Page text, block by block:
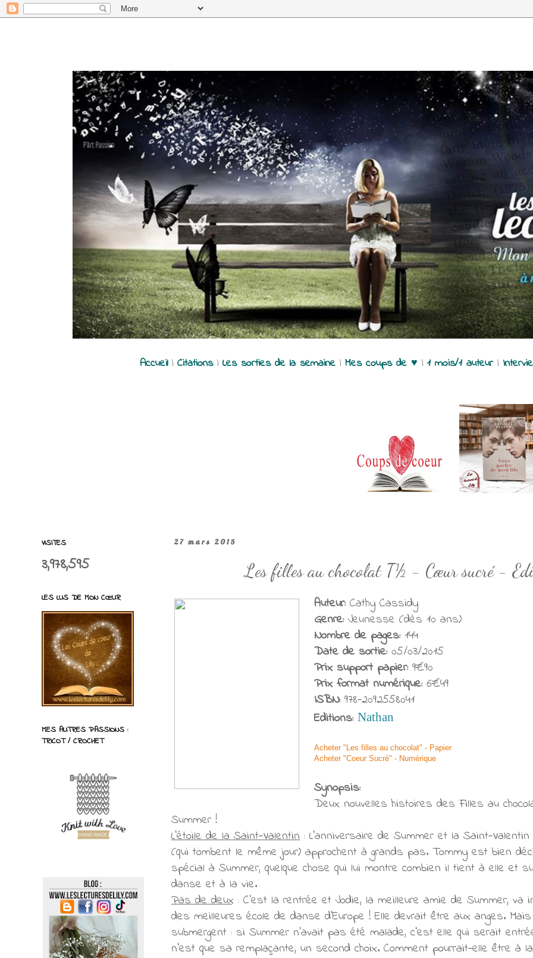
Accueil| Citations| Les sorties de la semaine| Mes coups de ♥ | 1 mois/1 auteur|
27 mars 2015
Les filles au chocolat T½ - Cœur sucré -
Auteur: Cathy Cassidy
Genre: Jeunesse (dès 10 ans)
Nombre de pages: 144
Date de sortie: 05/03/2015
Prix support papier: 9€90
Prix format numérique: 6€49
ISBN: 978-2092558041
Editions: Nathan
Acheter "Les filles au chocolat" - Papier
Acheter "Coeur Sucré" - Numérique
Synopsis:
Deux nouvelles histoires des Filles au
Summer !
L’étoile de la Saint-Valentin : L’anniversaire de Summer et la Saint-Valentin
(qui tombent le même jour) approchent à grands pas. Tommy est bien
spécial à Summer, quelque chose qui lui montre combien il tient à elle et
danse et à la vie.
Pas de deux : C’est la rentrée et Jodie, la meilleure amie de Summer, va
des meilleures école de danse d’Europe ! Elle devrait être aux anges.
submergent : si Summer n’avait pas été malade, c’est elle qui serait
n’est que sa remplaçante, un second choix. Comment pourrait-elle être à
VISITES
3,978,595
LES LUS DE MON CŒUR
MES AUTRES PASSIONS :
TRICOT / CROCHET